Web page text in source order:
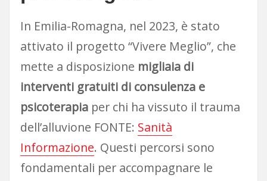
In Emilia-Romagna, nel 2023, è stato
attivato il progetto “Vivere Meglio”, che
mette a disposizione migliaia di
interventi gratuiti di consulenza e
psicoterapiaper chi ha vissuto il trauma
dell’alluvione FONTE: Sanità
Informazione. Questi percorsi sono
fondamentali per accompagnare le